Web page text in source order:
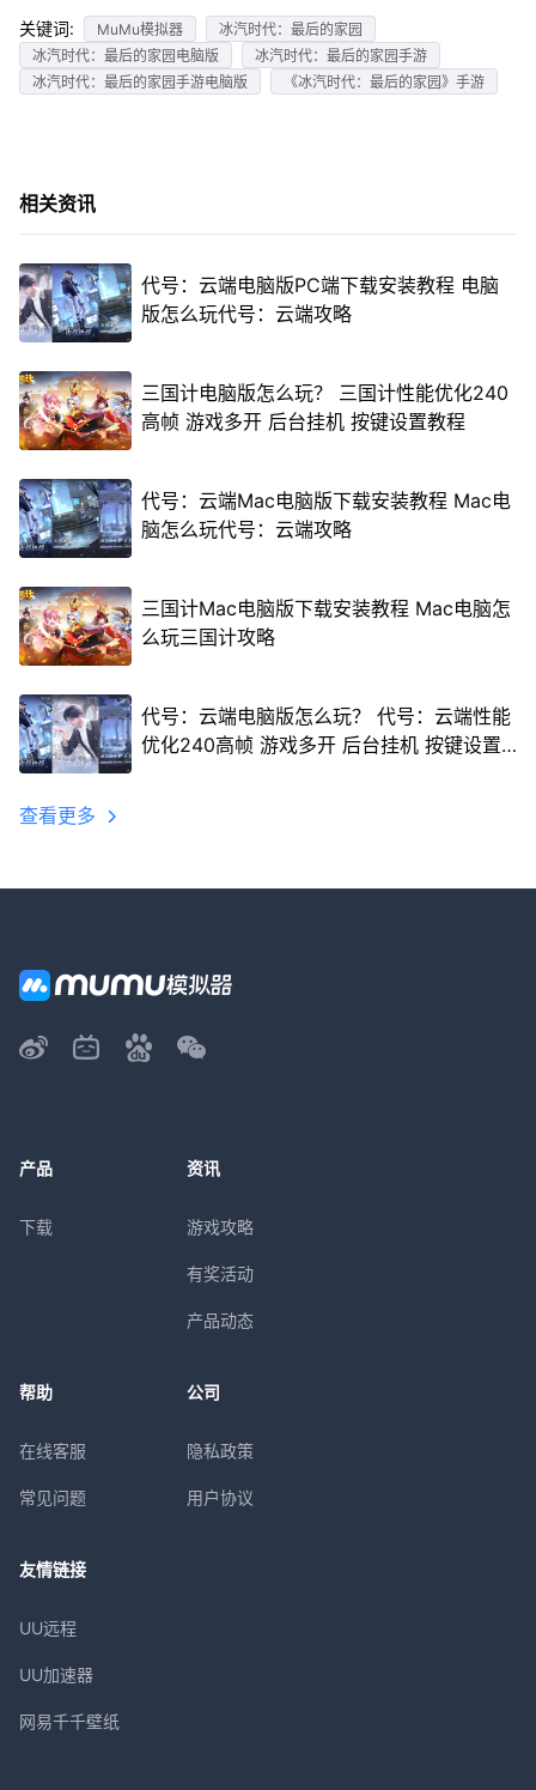
关键词: MuMu模拟器
冰汽时代：最后的家园
冰汽时代：最后的家园电脑版
冰汽时代：最后的家园手游
冰汽时代：最后的家园手游电脑版
《冰汽时代：最后的家园》手游
相关资讯
代号：云端电脑版PC端下载安装教程 电脑
版怎么玩代号：云端攻略
三国计电脑版怎么玩？ 三国计性能优化240
高帧 游戏多开 后台挂机 按键设置教程
代号：云端Mac电脑版下载安装教程 Mac电
脑怎么玩代号：云端攻略
三国计Mac电脑版下载安装教程 Mac电脑怎
么玩三国计攻略
代号：云端电脑版怎么玩？ 代号：云端性能
优化240高帧 游戏多开 后台挂机 按键设置
查看更多
产品
下载
资讯
游戏攻略
有奖活动
产品动态
帮助
在线客服
常见问题
公司
隐私政策
用户协议
友情链接
UU远程
UU加速器
网易千千壁纸